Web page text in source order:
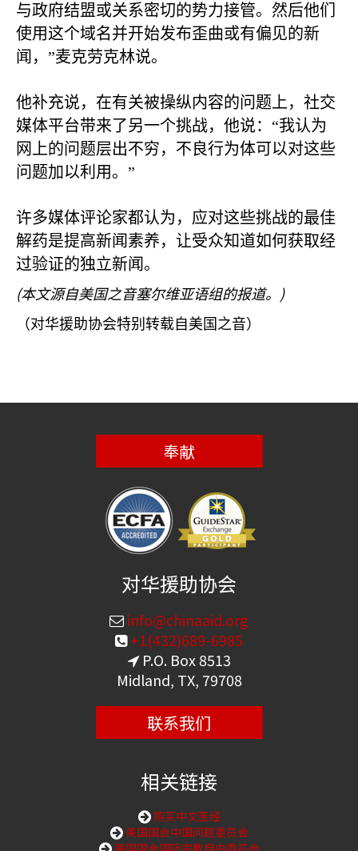
与政府结盟或关系密切的势力接管。然后他们
使用这个域名并开始发布歪曲或有偏见的新
闻，”麦克劳克林说。
他补充说，在有关被操纵内容的问题上，社交
媒体平台带来了另一个挑战，他说：“我认为
网上的问题层出不穷，不良行为体可以对这些
问题加以利用。”
许多媒体评论家都认为，应对这些挑战的最佳
解药是提高新闻素养，让受众知道如何获取经
过验证的独立新闻。
(本文源自美国之音塞尔维亚语组的报道。 )
（对华援助协会特别转载自美国之音）
奉献
对华援助协会
info@chinaaid.org
+1(432)689-6985
P.O. Box 8513
Midland, TX, 79708
联系我们
相关链接
购买中文圣经
美国国会中国问题委员会
美国国会国际宗教自由委员会